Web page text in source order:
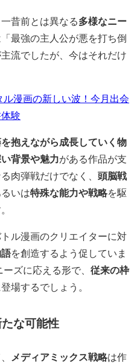
昔前とは異なる多様なニー
最強の主人公が悪を打ち倒
流でしたが、今はそれだけ
ル漫画の新しい波！今月出会
験
抱えながら成長していく物
背景や魅力がある作品が支
肉弾戦だけでなく、 頭脳戦
いは特殊な能力や戦略を駆
ル漫画のクリエイターに対
を創造するよう促していま
ズに応える形で、 従来の枠
場するでしょう。
な可能性
メディアミックス戦略は作